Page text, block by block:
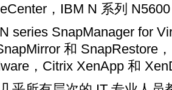
，IBM N 系列
series SnapManager for
和 SnapRestore
，Citrix XenApp 和